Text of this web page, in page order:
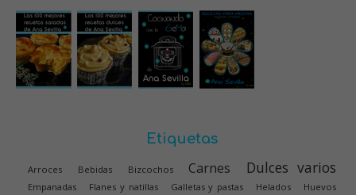
Etiquetas
Arroces Bebidas Bizcochos Carnes Dulces varios
Empanadas Flanes y natillas Galletas y pastas Helados Huevos